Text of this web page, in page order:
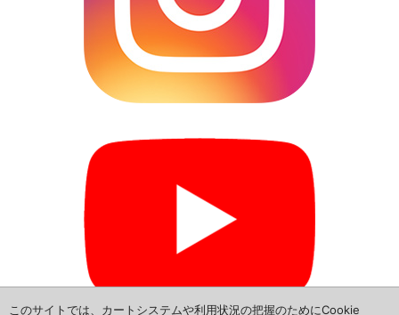
L385S-ダイハツ タント
L585S-ダイハツ ムーブ コンテ
L880K-ダイハツ コペン
NSP160V-トヨタ プロボックス
NCP165V-トヨタ サクシード
NHP160V-トヨタ サクシード
NCP160V-トヨタ プロボックス
このサイトでは、カートシステムや利用状況の把握のためにCookie